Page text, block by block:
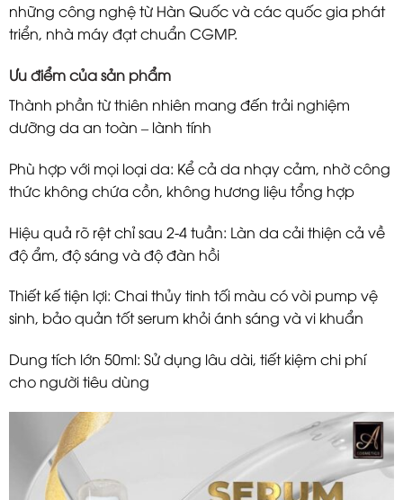
những công nghệ từ Hàn Quốc và các quốc gia phát
triển, nhà máy đạt chuẩn CGMP.
Ưu điểm của sản phẩm
Thành phần từ thiên nhiên mang đến trải nghiệm
dưỡng da an toàn – lành tính
Phù hợp với mọi loại da: Kể cả da nhạy cảm, nhờ công
thức không chứa cồn, không hương liệu tổng hợp
Hiệu quả rõ rệt chỉ sau 2-4 tuần: Làn da cải thiện cả về
độ ẩm, độ sáng và độ đàn hồi
Thiết kế tiện lợi: Chai thủy tinh tối màu có vòi pump vệ
sinh, bảo quản tốt serum khỏi ánh sáng và vi khuẩn
Dung tích lớn 50ml: Sử dụng lâu dài, tiết kiệm chi phí
cho người tiêu dùng